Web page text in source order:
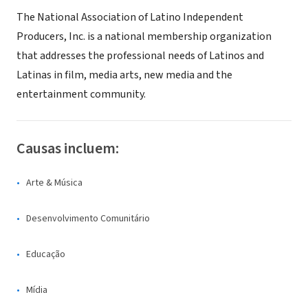
The National Association of Latino Independent
Producers, Inc. is a national membership organization
that addresses the professional needs of Latinos and
Latinas in film, media arts, new media and the
entertainment community.
Causas incluem:
Arte & Música
Desenvolvimento Comunitário
Educação
Mídia